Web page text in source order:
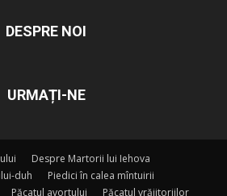
DESPRE NOI
URMAȚI-NE
Despre Martorii lui Iehova
duh
Piedici în calea mîntuirii
Păcatul avortului Păcatul vrăjitoriilor